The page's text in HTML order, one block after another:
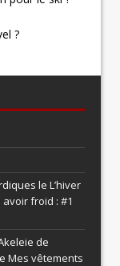
?
le L’hiver
froid : #1
de
Mes vêtements